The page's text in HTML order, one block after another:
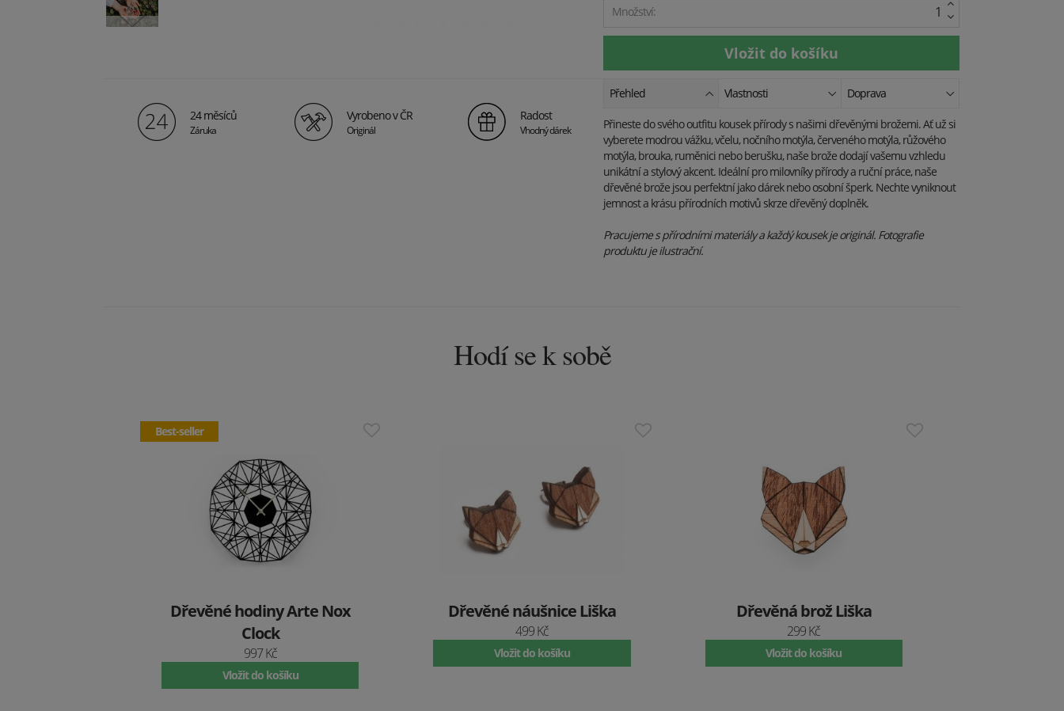
Množství:
24 měsíců
Záruka
Vyrobeno v ČR
Originál
Radost
Vhodný dárek
Přehled Vlastnosti Doprava
Přineste do svého outfitu kousek přírody s našimi dřevěnými brožemi. Ať už si
vyberete modrou vážku, včelu, nočního motýla, červeného motýla, růžového
motýla, brouka, ruměnici nebo berušku, naše brože dodají vašemu vzhledu
unikátní a stylový akcent. Ideální pro milovníky přírody a ruční práce, naše
dřevěné brože jsou perfektní jako dárek nebo osobní šperk. Nechte vyniknout
jemnost a krásu přírodních motivů skrze dřevěný doplněk.
Pracujeme s přírodními materiály a každý kousek je originál. Fotografie
produktu je ilustrační.
Hodí se k sobě
Best-seller
Dřevěné hodiny Arte Nox
Clock
997 Kč
Vložit do košíku
Dřevěné náušnice Liška
499 Kč
Vložit do košíku
Dřevěná brož Liška
299 Kč
Vložit do košíku